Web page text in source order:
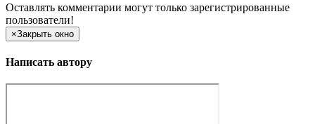
Оставлять комментарии могут только зарегистрированные
пользователи!
×Закрыть окно
Написать автору